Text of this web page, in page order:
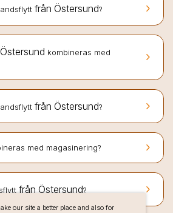
keyboard_arrow_right
från Östersund?
keyboard_arrow_right
kombineras med
keyboard_arrow_right
från Östersund?
keyboard_arrow_right
med magasinering?
keyboard_arrow_right
från Östersund?
our site a better place and also for